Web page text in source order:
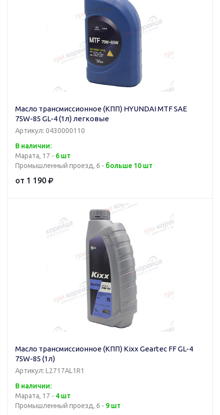
Масло трансмиссионное (КПП) HYUNDAI MTF SAE
75W-85 GL-4 (1л) легковые
Артикул: 0430000110
В наличии:
Марата, 17 - 6 шт
Промышленный проезд, 6 - больше 10 шт
от 1 190
Масло трансмиссионное (КПП) Kixx Geartec FF GL-4
75W-85 (1л)
Артикул: L2717AL1R1
В наличии:
Марата, 17 - 4 шт
Промышленный проезд, 6 - 9 шт